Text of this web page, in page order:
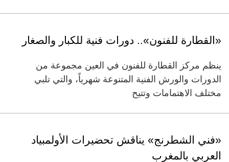
«القطارة للفنون».. دورات فنية للكبار والصغار
ينظم مركز القطارة للفنون في العين مجموعة من
الدورات والورش الفنية المتنوعة شهرياً، والتي تلبي
مختلف الاهتمامات وتتيح
«فني الشطرنج» يناقش تحضيرات الأولمبياد
العربي بالمغرب